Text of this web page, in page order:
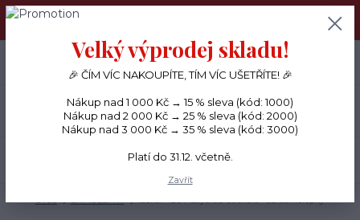
PŘÁNÍČKA a PAPÍROVÉ DÁRKY odesílám každý den, KREATIVNÍ
Menu
CZK
+420 734 380 930
(Po-Ne, 8-20 hod.)
Velký výprodej skladu!
🎉 ČÍM VÍC NAKOUPÍTE, TÍM VÍC UŠETŘÍTE! 🎉
Nákup nad 1 000 Kč → 15 % sleva (kód: 1000)
Nákup nad 2 000 Kč → 25 % sleva (kód: 2000)
Nákup nad 3 000 Kč → 35 % sleva (kód: 3000)
Platí do 31.12. včetně.
Zavřít